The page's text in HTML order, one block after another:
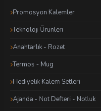
Promosyon Kalemler
Teknoloji Ürünleri
Anahtarlık - Rozet
Termos - Mug
Hediyelik Kalem Setleri
Ajanda - Not Defteri - Notluk